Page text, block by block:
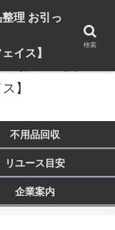
川越市 日高市 鶴ヶ島市
】
不用品回収
リユース目安
企業案内
理 お引っ
イス】
検索